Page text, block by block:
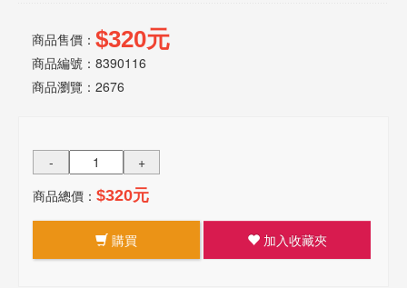
商品售價： $320元
商品編號：8390116
商品瀏覽： 2676
-
+
商品總價： $320元
購買 加入收藏夾